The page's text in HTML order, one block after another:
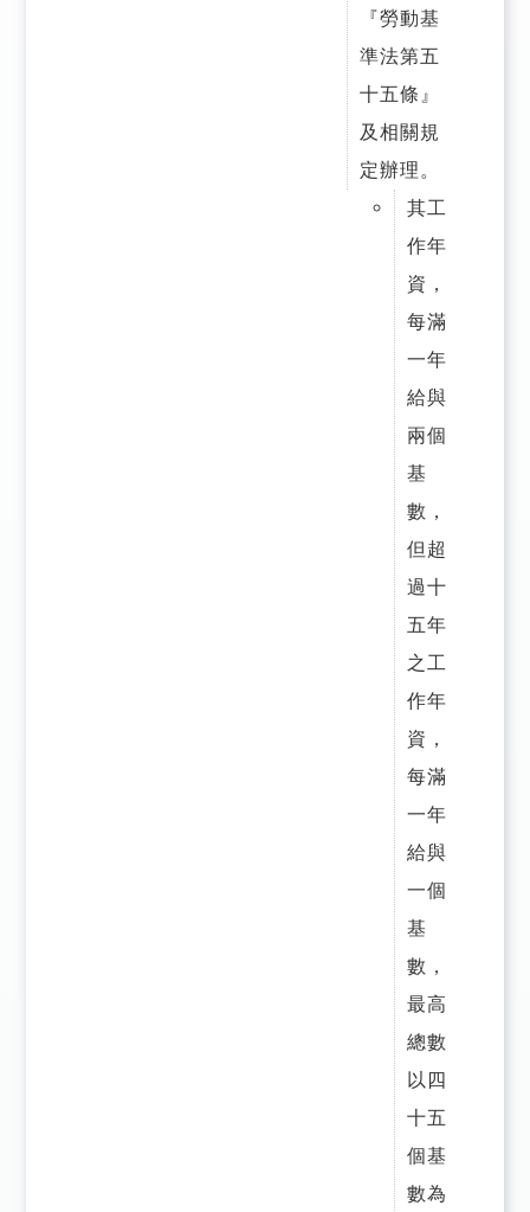
『勞動基
準法第五
十五條』
及相關規
定辦理。
其工
作年
資，
每滿
一年
給與
兩個
基
數，
但超
過十
五年
之工
作年
資，
每滿
一年
給與
一個
基
數，
最高
總數
以四
十五
個基
數為